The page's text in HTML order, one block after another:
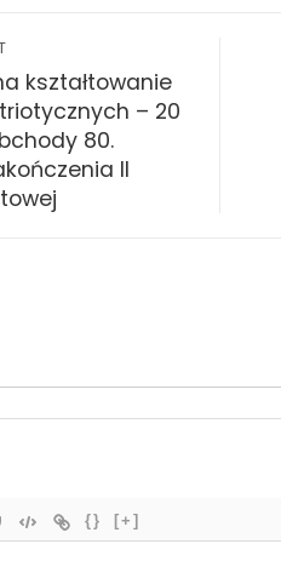
kształtowanie
– 20
80.
II
{} [+]